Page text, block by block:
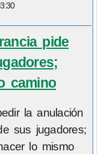
pide
camino
la anulación
sus jugadores;
lo mismo